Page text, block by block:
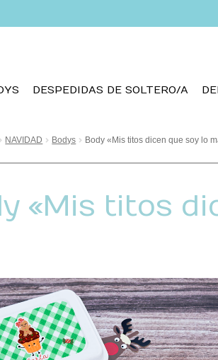
DESPEDIDAS DE SOLTERO/A
NAVIDAD Bodys Body «Mis titos dicen que soy lo
«Mis titos